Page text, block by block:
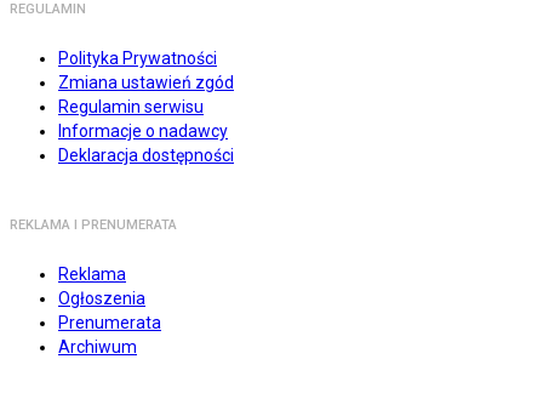
REGULAMIN
Polityka Prywatności
Zmiana ustawień zgód
Regulamin serwisu
Informacje o nadawcy
Deklaracja dostępności
REKLAMA I PRENUMERATA
Reklama
Ogłoszenia
Prenumerata
Archiwum